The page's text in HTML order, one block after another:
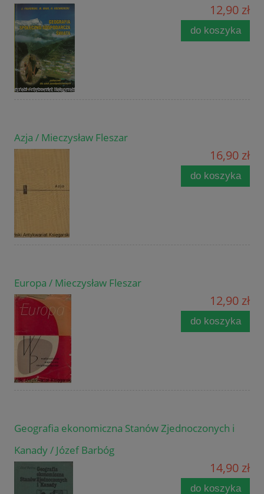
12,90 zł
do koszyka
Azja / Mieczysław Fleszar
16,90 zł
do koszyka
Europa / Mieczysław Fleszar
12,90 zł
do koszyka
Geografia ekonomiczna Stanów Zjednoczonych i
Kanady / Józef Barbóg
14,90 zł
do koszyka